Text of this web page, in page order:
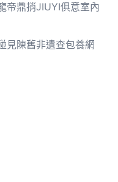
帝鼎捎JIUYI俱意室內
見陳舊非遺查包養網